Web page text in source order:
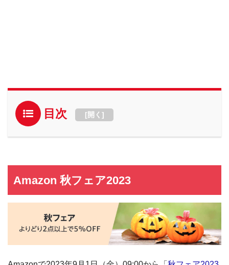
目次 [開く ]
Amazon 秋フェア2023